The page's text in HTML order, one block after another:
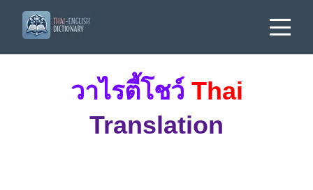
วาไรตี้โชว์ Thai
Translation